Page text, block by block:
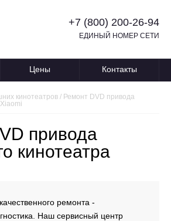
+7 (800) 200-26-94
ЕДИНЫЙ НОМЕР СЕТИ
Цены Контакты
кинотеатров / Ремонт DVD привода
привода
кинотеатра
ремонта -
Наш сервисный центр